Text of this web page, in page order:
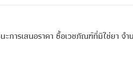
การเสนอราคา ซื้อเวชภัณฑ์ที่มิใช่ยา จำ